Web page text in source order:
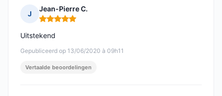
J
Jean-Pierre C.
Opmerking: 5 van 5
Gepubliceerd op 13/06/2020 à 09h11
Uitstekend
Vertaalde beoordelingen